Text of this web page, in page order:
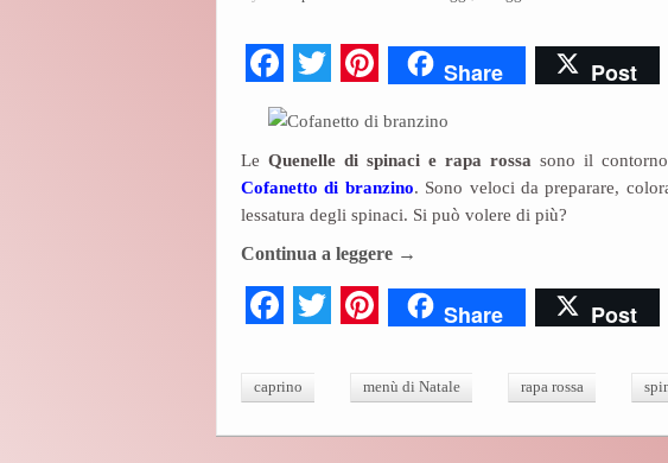
Fa
ce
bo
ok
T
tte
r
Pi
er
es
t
Share Post
Le Quenelle di spinaci e rapa rossa sono il
Cofanetto di branzino. Sono veloci da preparare,
lessatura degli spinaci. Si può volere di più?
Continua a leggere →
Fa
bo
T
tte
Pi
er
Share Post
caprino menù di Natale rapa rossa